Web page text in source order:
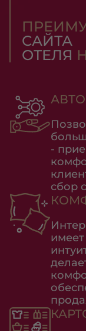
САЙТА
ОТЕЛЯ
-
сбор